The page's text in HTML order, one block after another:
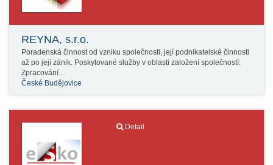
REYNA, s.r.o.
Poradenská činnost od vzniku společnosti, její podnikatelské činnosti
až po její zánik. Poskytované služby v oblasti založení společností:
Zpracování…
České Budějovice
Detail